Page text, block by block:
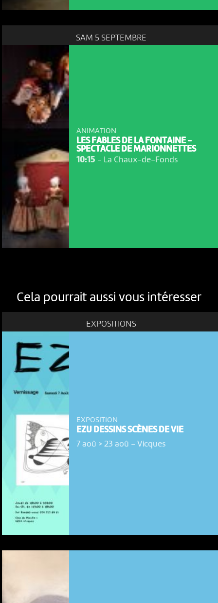
l'intérêt porté à leurs événements.
SAM 5 SEPTEMBRE
ANIMATION
LES FABLES DE LA FONTAINE -
SPECTACLE DE MARIONNETTES
10:15 - La Chaux-de-Fonds
Cela pourrait aussi vous intéresser
EXPOSITIONS
EXPOSITION
EZU DESSINS SCÈNES DE VIE
7 aoû > 23 aoû - Vicques